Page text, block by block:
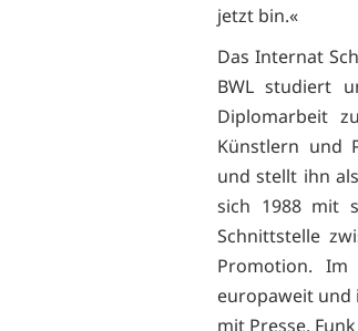
jetzt bin.«
Das Internat
BWL studiert
Diplomarbeit
Künstlern und
und stellt ihn
sich 1988 mit
Schnittstelle
Promotion.
europaweit und
mit Presse,